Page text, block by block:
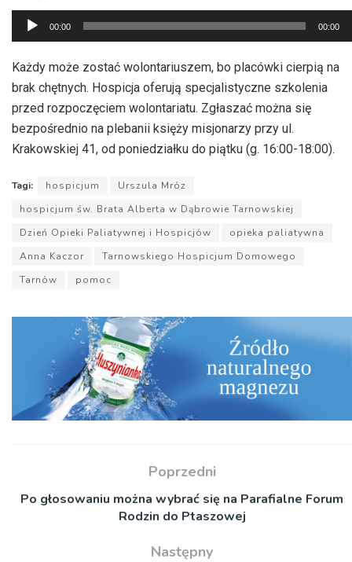
Odtwarzacz
plików
dźwiękowych
00:00 00:00
Każdy może zostać wolontariuszem, bo placówki cierpią na
brak chętnych. Hospicja oferują specjalistyczne szkolenia
przed rozpoczęciem wolontariatu. Zgłaszać można się
bezpośrednio na plebanii księży misjonarzy przy ul.
Krakowskiej 41, od poniedziałku do piątku (g. 16:00-18:00).
Tagi: hospicjum
Urszula Mróz
hospicjum św. Brata Alberta w Dąbrowie Tarnowskiej
Dzień Opieki Paliatywnej i Hospicjów
opieka paliatywna
Anna Kaczor
Tarnowskiego Hospicjum Domowego
Tarnów
pomoc
Poprzedni
Po głosowaniu można wybrać się na Parafialne Forum
Rodzin do Ptaszowej
Następny